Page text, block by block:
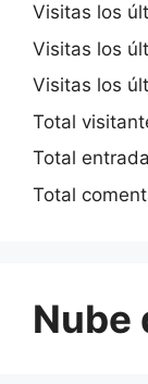
Visitas los
Visitas los
Visitas los
Total
Total
Total
Nube